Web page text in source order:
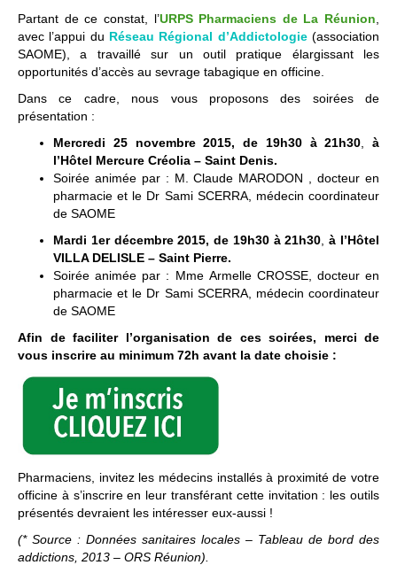
Partant de ce constat, l’URPS Pharmaciens de La Réunion
avec l’appui du Réseau Régional d’Addictologie(association
SAOME), a travaillé sur un outil pratique élargissant les
opportunités d’accès au sevrage tabagique en officine.
Dans ce cadre, nous vous proposons des soirées de
présentation :
Mercredi 25 novembre 2015, de 19h30 à 21h30
à
l’Hôtel Mercure Créolia – Saint Denis.
Soirée animée par : M. Claude MARODON , docteur en
pharmacie et le Dr Sami SCERRA, médecin coordinateur
de SAOME
Mardi 1er décembre 2015, de 19h30 à 21h30 ,à l’Hôtel
VILLA DELISLE – Saint Pierre.
Soirée animée par : Mme Armelle CROSSE, docteur en
pharmacie et le Dr Sami SCERRA, médecin coordinateur
de SAOME
Afin de faciliter l’organisation de ces soirées, merci de
vous inscrire au minimum 72h avant la date choisie :
Pharmaciens, invitez les médecins installés à proximité de votre
officine à s’inscrire en leur transférant cette invitation : les outils
présentés devraient les intéresser eux-aussi !
(* Source : Données sanitaires locales – Tableau de bord des
addictions, 2013 – ORS Réunion).